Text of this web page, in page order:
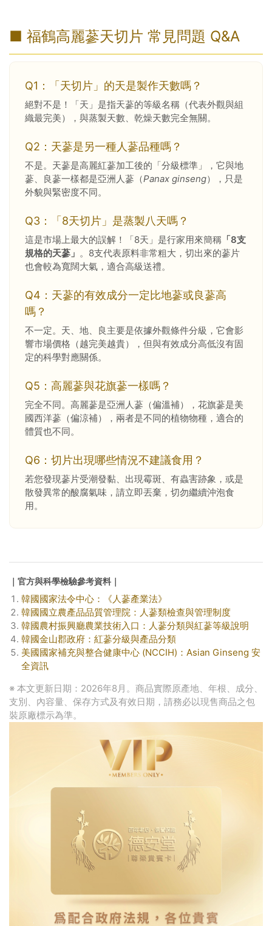
■ 福鶴高麗蔘天切片 常見問題 Q&A
Q1：「天切片」的天是製作天數嗎？
絕對不是！「天」是指天蔘的等級名稱（代表外觀與組
織最完美），與蒸製天數、乾燥天數完全無關。
Q2：天蔘是另一種人蔘品種嗎？
不是。天蔘是高麗紅蔘加工後的「分級標準」，它與地
蔘、良蔘一樣都是亞洲人蔘（Panax ginseng），只是
外貌與緊密度不同。
Q3：「8天切片」是蒸製八天嗎？
這是市場上最大的誤解！「8天」是行家用來簡稱 「8支
規格的天蔘」 。8支代表原料非常粗大，切出來的蔘片
也會較為寬闊大氣，適合高級送禮。
Q4：天蔘的有效成分一定比地蔘或良蔘高
嗎？
不一定。天、地、良主要是依據外觀條件分級，它會影
響市場價格（越完美越貴），但與有效成分高低沒有固
定的科學對應關係。
Q5：高麗蔘與花旗蔘一樣嗎？
完全不同。高麗蔘是亞洲人蔘（偏溫補），花旗蔘是美
國西洋蔘（偏涼補），兩者是不同的植物物種，適合的
體質也不同。
Q6：切片出現哪些情況不建議食用？
若您發現蔘片受潮發黏、出現霉斑、有蟲害跡象，或是
散發異常的酸腐氣味，請立即丟棄，切勿繼續沖泡食
用。
｜官方與科學檢驗參考資料｜
韓國國家法令中心：《人蔘產業法》
韓國國立農產品品質管理院：人蔘類檢查與管理制度
韓國農村振興廳農業技術入口：人蔘分類與紅蔘等級說明
韓國金山郡政府：紅蔘分級與產品分類
美國國家補充與整合健康中心 (NCCIH)：Asian Ginseng 安
全資訊
※ 本文更新日期：2026年8月。商品實際原產地、年根、成分、
支別、內容量、保存方式及有效日期，請務必以現售商品之包
裝原廠標示為準。